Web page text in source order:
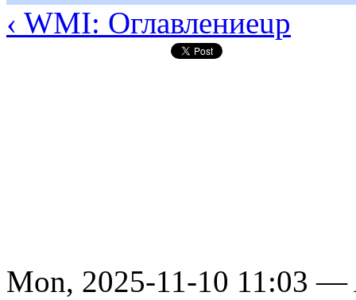
‹ WMI: Оглавлениеup
Mon, 2025-11-10 11:03 —